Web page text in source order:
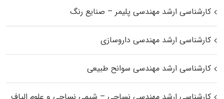
کارشناسی ارشد مهندسی پلیمر – صنایع رنگ
کارشناسی ارشد مهندسی داروسازی
کارشناسی ارشد مهندسی سوانح طبیعی